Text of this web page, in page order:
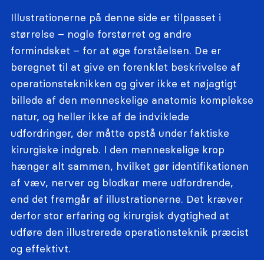
Illustrationerne på denne side er tilpasset i
størrelse – nogle forstørret og andre
formindsket – for at øge forståelsen. De er
beregnet til at give en forenklet beskrivelse af
operationsteknikken og giver ikke et nøjagtigt
billede af den menneskelige anatomis komplekse
natur, og heller ikke af de indviklede
udfordringer, der måtte opstå under faktiske
kirurgiske indgreb. I den menneskelige krop
hænger alt sammen, hvilket gør identifikationen
af væv, nerver og blodkar mere udfordrende,
end det fremgår af illustrationerne. Det kræver
derfor stor erfaring og kirurgisk dygtighed at
udføre den illustrerede operationsteknik præcist
og effektivt.